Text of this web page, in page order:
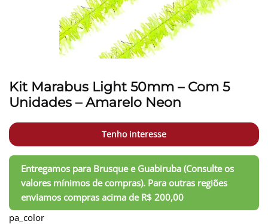
Kit Marabus Light 50mm – Com 5
Unidades – Amarelo Neon
Tenho interesse
pa_color